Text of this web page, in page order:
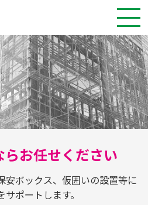
お任せください
安ボックス、仮囲いの設置等に
ポートします。